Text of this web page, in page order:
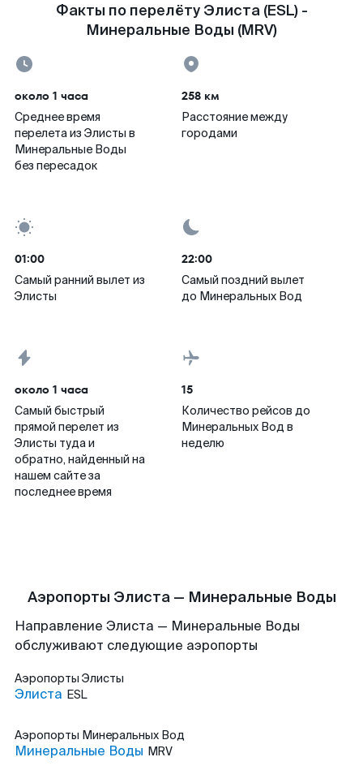
Факты по перелёту Элиста (ESL) -
Минеральные Воды (MRV)
около 1 часа
Среднее время
перелета из Элисты в
Минеральные Воды
без пересадок
258 км
Расстояние между
городами
01:00
Самый ранний вылет из
Элисты
22:00
Самый поздний вылет
до Минеральных Вод
около 1 часа
Самый быстрый
прямой перелет из
Элисты туда и
обратно, найденный на
нашем сайте за
последнее время
15
Количество рейсов до
Минеральных Вод в
неделю
Аэропорты Элиста — Минеральные Воды
Направление Элиста — Минеральные Воды
обслуживают следующие аэропорты
Аэропорты Элисты
Элиста ESL
Аэропорты Минеральных Вод
Минеральные Воды MRV